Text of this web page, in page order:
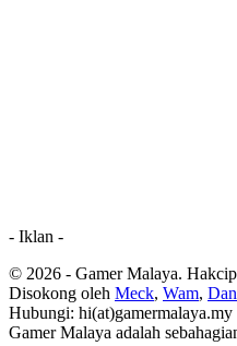
- Iklan -
© 2026 - Gamer Malaya.
Disokong oleh Meck, Wam,
Hubungi: hi(at)gamermalaya.my
Gamer Malaya adalah